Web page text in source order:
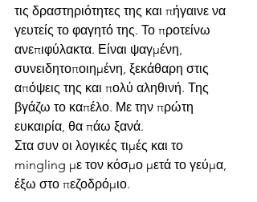
τις δραστηριότητες της και πήγαινε να
γευτείς το φαγητό της. Το προτείνω
ανεπιφύλακτα. Είναι ψαγμένη,
συνειδητοποιημένη, ξεκάθαρη στις
απόψεις της και πολύ αληθινή. Της
βγάζω το καπέλο. Με την πρώτη
ευκαιρία, θα πάω ξανά.
Στα συν οι λογικές τιμές και το
mingling με τον κόσμο μετά το γεύμα,
έξω στο πεζοδρόμιο.